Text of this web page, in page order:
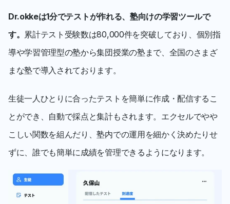
Dr.okkeは1分でテストが作れる、塾向けの学習ツールで
す。 累計テスト受験数は80,000件を突破しており、個別指
導や学習管理型の塾から集団授業の塾まで、全国のさまざ
まな塾で導入されております。
生徒一人ひとりに合ったテストを簡単に作成・配信するこ
とができ、自動で採点と集計もされます。エクセルでやや
こしい関数を組んだり、塾内での運用を細かく決めたりせ
ずに、誰でも簡単に成績を管理できるようになります。